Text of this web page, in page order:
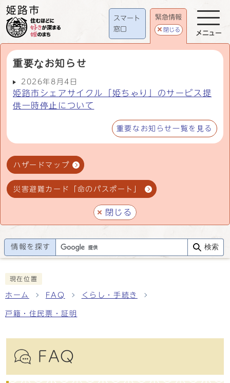
スマート
窓口
緊急情報
閉じる
重要なお知らせ
2026年8月4日
姫路市シェアサイクル「姫ちゃり」のサービス提
供一時停止について
重要なお知らせ一覧を見る
ハザードマップ
災害避難カード「命のパスポート」
閉じる
メニュー
情報を探す 検索
現在位置
ホーム FAQ くらし・手続き
戸籍・住民票・証明
FAQ